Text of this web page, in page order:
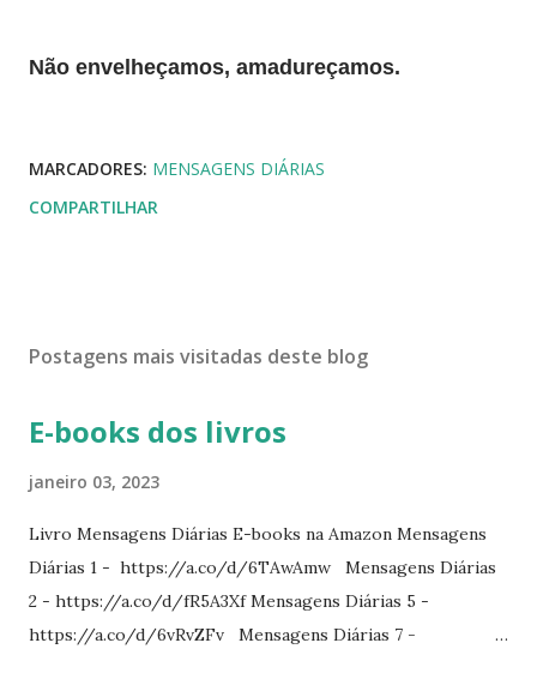
Não envelheçamos, amadureçamos.
MARCADORES: MENSAGENS DIÁRIAS
COMPARTILHAR
Postagens mais visitadas deste blog
E-books dos livros
janeiro 03, 2023
Livro Mensagens Diárias E-books na Amazon Mensagens
Diárias 1 - https://a.co/d/6TAwAmw Mensagens Diárias
2 - https://a.co/d/fR5A3Xf Mensagens Diárias 5 -
https://a.co/d/6vRvZFv Mensagens Diárias 7 -